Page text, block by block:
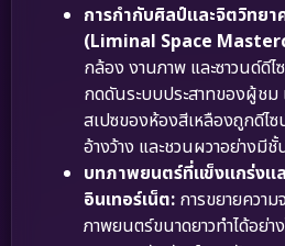
การกำกับศิลป์และจิตวิทย
(Liminal Space
กล้อง งานภาพ และซาวนด์ดี
กดดันระบบประสาทของผู้ชม
สเปซของห้องสีเหลืองถูกดีไ
อ้างว้าง และชวนผวาอย่างมีชั้
บทภาพยนตร์ที่แข็งแกร่งแ
อินเทอร์เน็ต: การขยายควา
ภาพยนตร์ขนาดยาวทำได้อย่า